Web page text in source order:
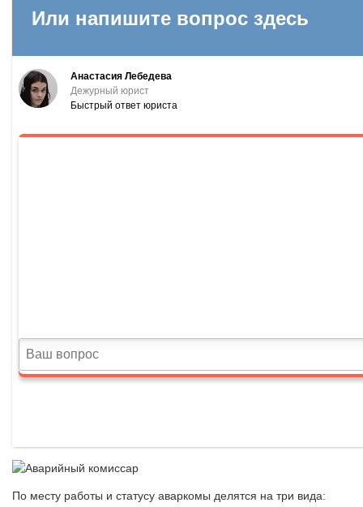
По месту работы и статусу аваркомы делятся на три вида: